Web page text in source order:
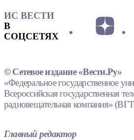
ИС ВЕСТИ
В
СОЦСЕТЯХ
© Сетевое издание «Вести.Ру»
«Федеральное государственное
Всероссийская государственная
радиовещательная компания»
Главный редактор